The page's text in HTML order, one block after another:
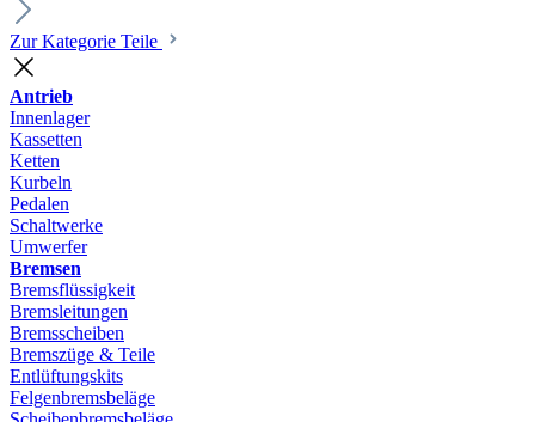
Zur Kategorie Teile
Antrieb
Innenlager
Kassetten
Ketten
Kurbeln
Pedalen
Schaltwerke
Umwerfer
Bremsen
Bremsflüssigkeit
Bremsleitungen
Bremsscheiben
Bremszüge & Teile
Entlüftungskits
Felgenbremsbeläge